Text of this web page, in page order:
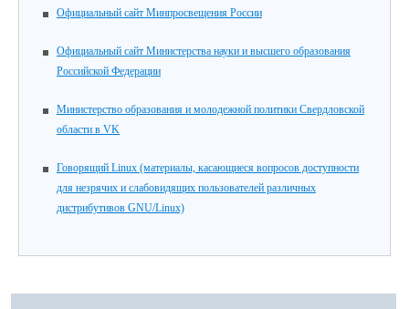
Официальный сайт Минпросвещения России
Официальный сайт Министерства науки и высшего образования
Российской Федерации
Министерство образования и молодежной политики Свердловской
области в VK
Говорящий Linux (материалы, касающиеся вопросов доступности
для незрячих и слабовидящих пользователей различных
дистрибутивов GNU/Linux)